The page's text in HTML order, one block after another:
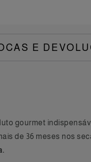
E
gourmet
de 36 meses nos